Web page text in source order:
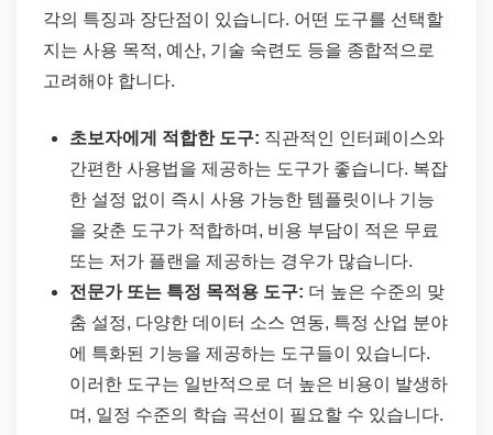
각의 특징과 장단점이 있습니다. 어떤 도구를 선택할
지는 사용 목적, 예산, 기술 숙련도 등을 종합적으로
고려해야 합니다.
초보자에게 적합한 도구: 직관적인 인터페이스와
간편한 사용법을 제공하는 도구가 좋습니다. 복잡
한 설정 없이 즉시 사용 가능한 템플릿이나 기능
을 갖춘 도구가 적합하며, 비용 부담이 적은 무료
또는 저가 플랜을 제공하는 경우가 많습니다.
전문가 또는 특정 목적용 도구: 더 높은 수준의 맞
춤 설정, 다양한 데이터 소스 연동, 특정 산업 분야
에 특화된 기능을 제공하는 도구들이 있습니다.
이러한 도구는 일반적으로 더 높은 비용이 발생하
며, 일정 수준의 학습 곡선이 필요할 수 있습니다.